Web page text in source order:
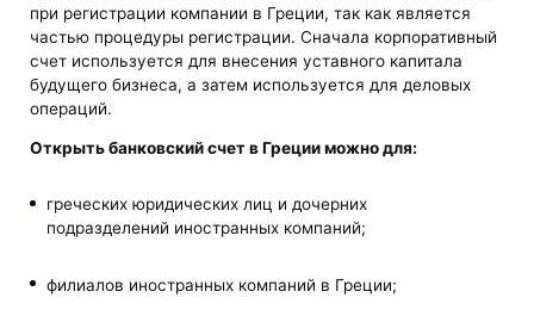
при регистрации компании в Греции, так как является
частью процедуры регистрации. Сначала корпоративный
счет используется для внесения уставного капитала
будущего бизнеса, а затем используется для деловых
операций.
Открыть банковский счет в Грецииможно для:
греческих юридических лиц и дочерних
подразделений иностранных компаний;
филиалов иностранных компаний в Греции;